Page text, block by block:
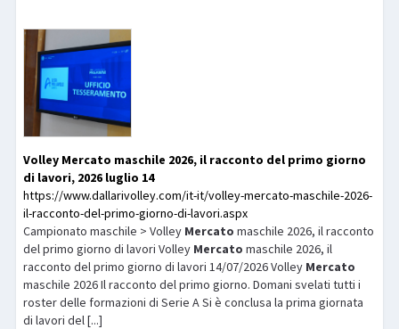
Volley Mercato maschile 2026, il racconto del primo giorno
di lavori, 2026 luglio 14
https://www.dallarivolley.com/it-it/volley-mercato-maschile-2026-
il-racconto-del-primo-giorno-di-lavori.aspx
Campionato maschile > Volley Mercato maschile 2026, il racconto
del primo giorno di lavori Volley Mercato maschile 2026, il
racconto del primo giorno di lavori 14/07/2026 Volley Mercato
maschile 2026 Il racconto del primo giorno. Domani svelati tutti i
roster delle formazioni di Serie A Si è conclusa la prima giornata
di lavori del [...]